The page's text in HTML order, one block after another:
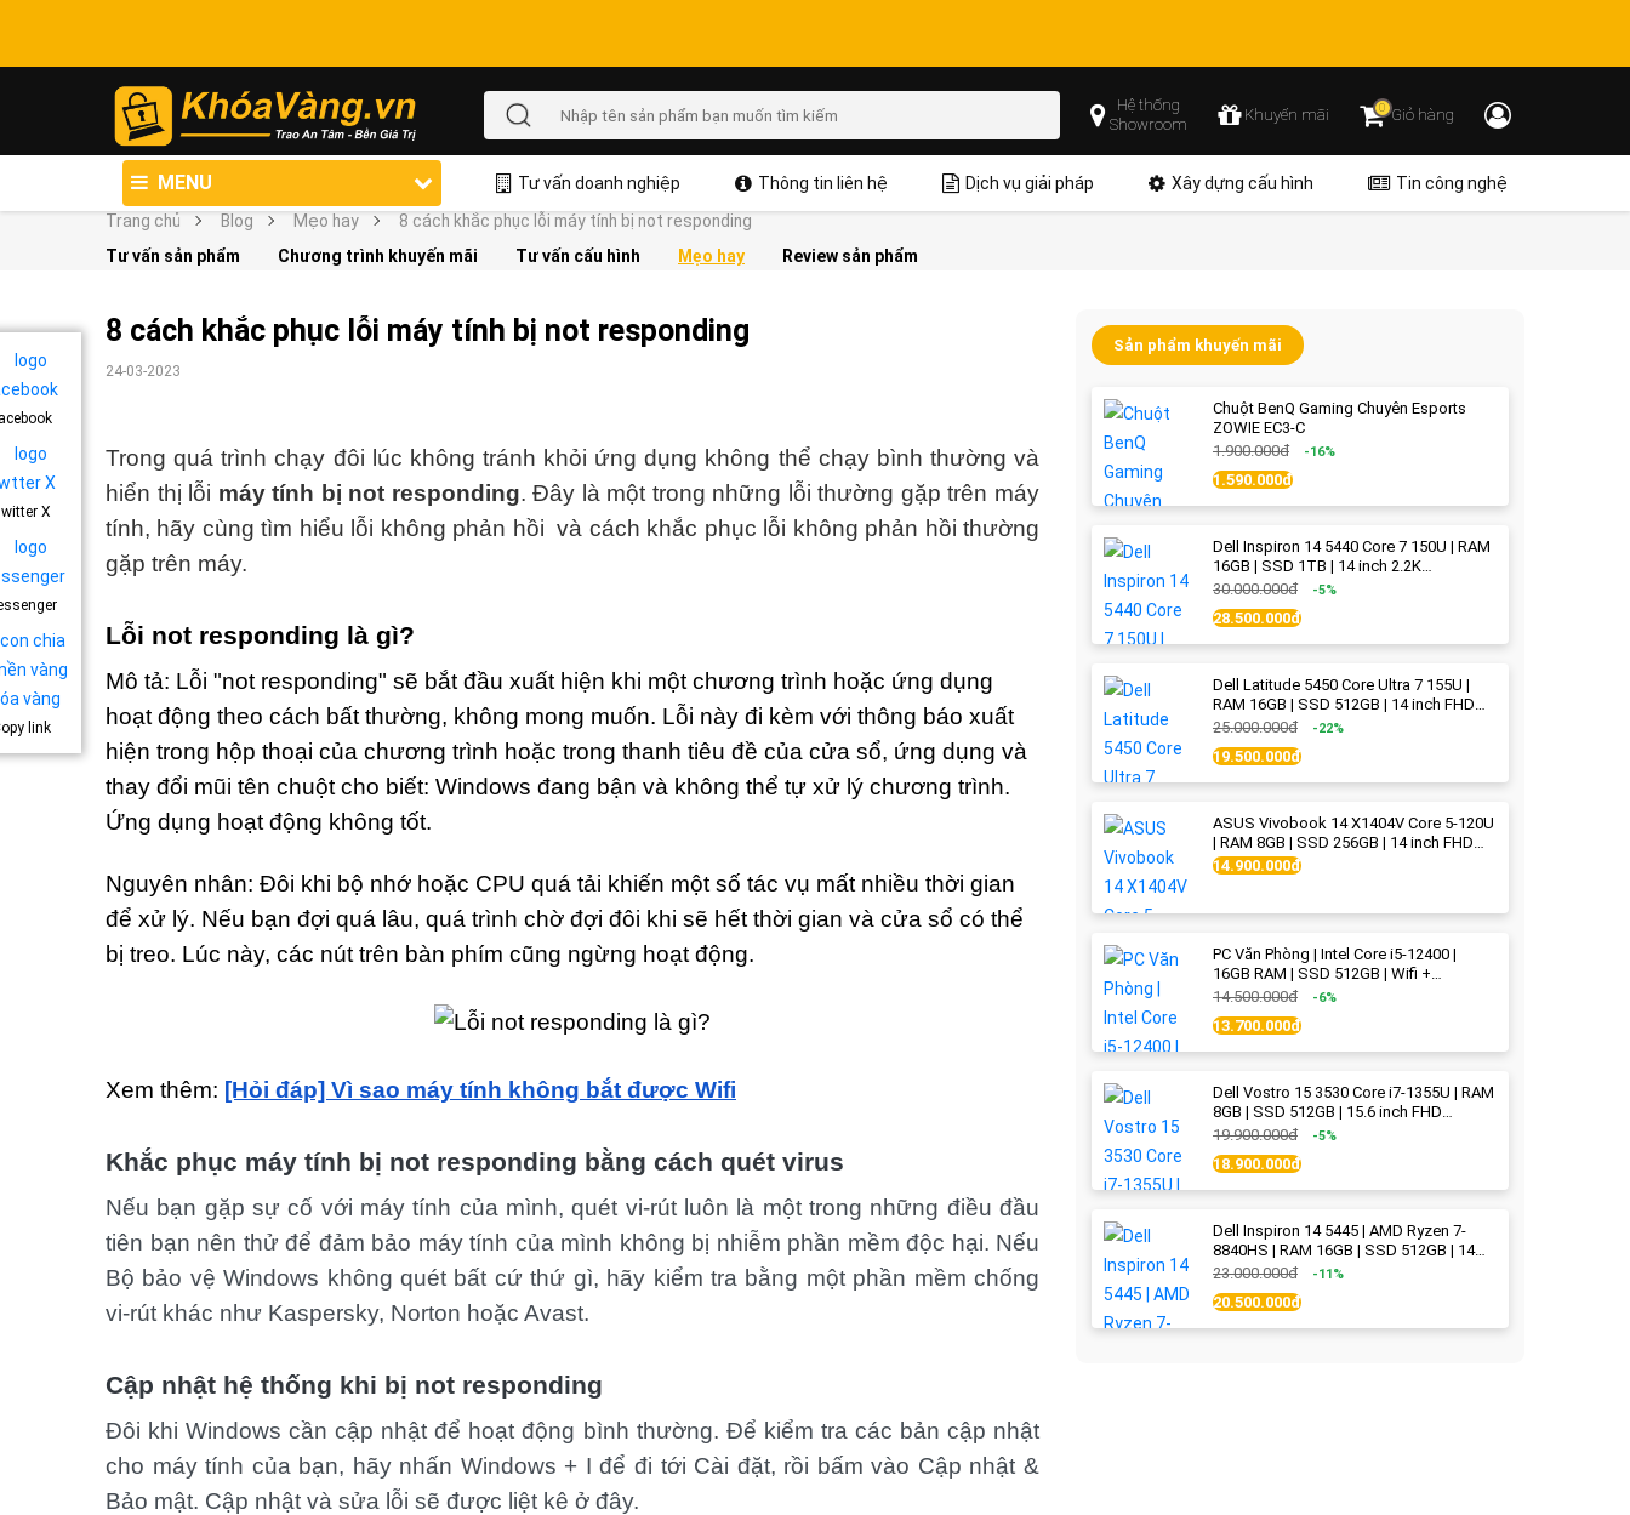
Hệ thống
Showroom
Khuyến mãi 0Giỏ hàng
MENU Tư vấn doanh nghiệp Thông tin liên hệ Dịch vụ giải pháp Xây dựng cấu hình
Tin công nghệ
Trang chủ
Blog Mẹo hay
8 cách khắc phục lỗi máy tính bị not responding
Tư vấn sản phẩm
Chương trình khuyến mãi Tư vấn cấu hình Mẹo hay Review sản phẩm
X
link
8 cách khắc phục lỗi máy tính bị not responding
24-03-2023
Trong quá trình chạy đôi lúc không tránh khỏi ứng dụng không thể chạy bình thường và
hiển thị lỗi máy tính bị not responding. Đây là một trong những lỗi thường gặp trên máy
tính, hãy cùng tìm hiểu lỗi không phản hồi và cách khắc phục lỗi không phản hồi thường
gặp trên máy.
Lỗi not responding là gì?
Mô tả: Lỗi "not responding" sẽ bắt đầu xuất hiện khi một chương trình hoặc ứng dụng
hoạt động theo cách bất thường, không mong muốn. Lỗi này đi kèm với thông báo xuất
hiện trong hộp thoại của chương trình hoặc trong thanh tiêu đề của cửa sổ, ứng dụng và
thay đổi mũi tên chuột cho biết: Windows đang bận và không thể tự xử lý chương trình.
Ứng dụng hoạt động không tốt.
Nguyên nhân: Đôi khi bộ nhớ hoặc CPU quá tải khiến một số tác vụ mất nhiều thời gian
để xử lý. Nếu bạn đợi quá lâu, quá trình chờ đợi đôi khi sẽ hết thời gian và cửa sổ có thể
bị treo. Lúc này, các nút trên bàn phím cũng ngừng hoạt động.
Xem thêm: [Hỏi đáp] Vì sao máy tính không bắt được Wifi
Khắc phục máy tính bị not responding bằng cách quét virus
Nếu bạn gặp sự cố với máy tính của mình, quét vi-rút luôn là một trong những điều đầu
tiên bạn nên thử để đảm bảo máy tính của mình không bị nhiễm phần mềm độc hại. Nếu
Bộ bảo vệ Windows không quét bất cứ thứ gì, hãy kiểm tra bằng một phần mềm chống
vi-rút khác như Kaspersky, Norton hoặc Avast.
Cập nhật hệ thống khi bị not responding
Đôi khi Windows cần cập nhật để hoạt động bình thường. Để kiểm tra các bản cập nhật
cho máy tính của bạn, hãy nhấn Windows + I để đi tới Cài đặt, rồi bấm vào Cập nhật &
Bảo mật. Cập nhật và sửa lỗi sẽ được liệt kê ở đây.
Sản phẩm khuyến mãi
Chuột BenQ Gaming Chuyên Esports
ZOWIE EC3-C
1.900.000đ
-16%
1.590.000đ
Dell Inspiron 14 5440 Core 7 150U | RAM
16GB | SSD 1TB | 14 inch 2.2K
(2240x1400) IPS | Ice Blue - New Fullbox
30.000.000đ -5%
28.500.000đ
Dell Latitude 5450 Core Ultra 7 155U |
RAM 16GB | SSD 512GB | 14 inch FHD
(1920x1080) IPS Like new
25.000.000đ -22%
19.500.000đ
ASUS Vivobook 14 X1404V Core 5-120U
| RAM 8GB | SSD 256GB | 14 inch FHD
(1920x1080) | Quiet Blue - New Fullbox
14.900.000đ
PC Văn Phòng | Intel Core i5-12400 |
16GB RAM | SSD 512GB | Wifi +
Bluetooth
14.500.000đ -6%
13.700.000đ
Dell Vostro 15 3530 Core i7-1355U | RAM
8GB | SSD 512GB | 15.6 inch FHD
(1920x1080) 120Hz WVA | Black | New
19.900.000đ -5%
18.900.000đ
Dell Inspiron 14 5445 | AMD Ryzen 7-
8840HS | RAM 16GB | SSD 512GB | 14
inch 2.2K (2240x1400) IPS 300nits | Ice
23.000.000đ -11%
20.500.000đ